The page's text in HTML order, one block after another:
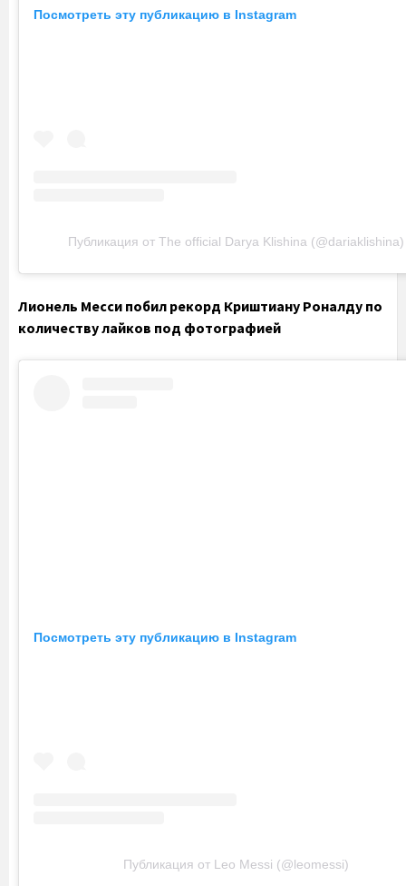
Посмотреть эту публикацию в Instagram
Публикация от The official Darya Klishina (@dariaklishina)
Лионель Месси побил рекорд Криштиану Роналду по
количеству лайков под фотографией
Посмотреть эту публикацию в Instagram
Публикация от Leo Messi (@leomessi)